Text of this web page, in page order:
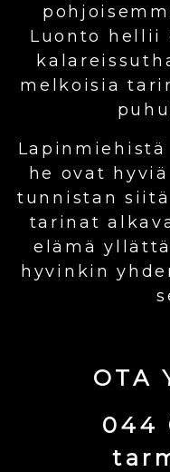
Luonto hellii
melkoisia
he ovat
tunnistan
tarinat
elämä
hyvinkin
OTA
044